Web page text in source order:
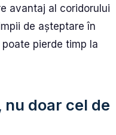
avantaj al coridorului
de așteptare în
pierde timp la
doar cel de